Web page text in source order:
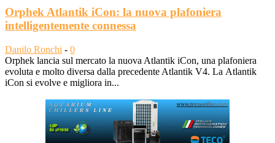
Orphek Atlantik iCon: la nuova plafoniera
intelligentemente connessa
Danilo Ronchi - 0
Orphek lancia sul mercato la nuova Atlantik iCon, una plafoniera
evoluta e molto diversa dalla precedente Atlantik V4. La Atlantik
iCon si evolve e migliora in...